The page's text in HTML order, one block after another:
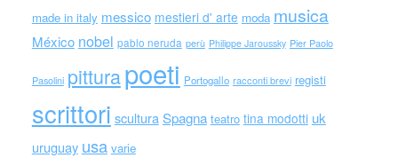
made in italy messico mestieri d' arte moda musica
México nobel pablo neruda perù Philippe Jaroussky Pier Paolo
Pasolini pitturapoeti Portogallo racconti brevi registi
scrittori scultura Spagna teatro tina modotti uk
uruguay usa varie